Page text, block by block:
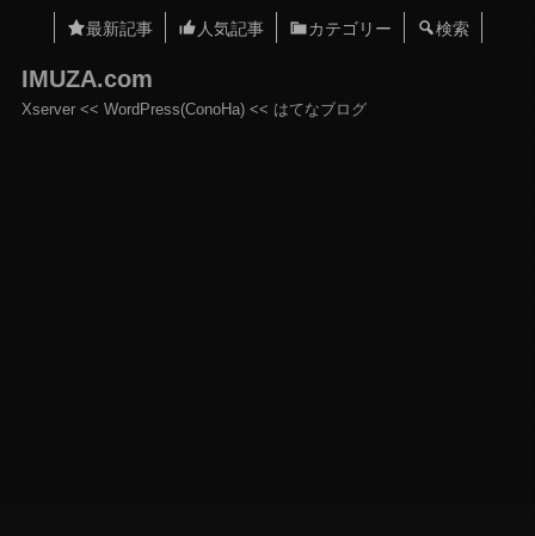
最新記事 人気記事 カテゴリー 検索
IMUZA.com
Xserver << WordPress(ConoHa) << はてなブログ